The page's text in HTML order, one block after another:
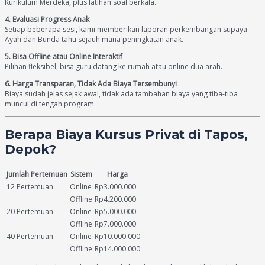
Kurikulum Merdeka, plus latihan soal berkala.
4. Evaluasi Progress Anak
Setiap beberapa sesi, kami memberikan laporan perkembangan supaya
Ayah dan Bunda tahu sejauh mana peningkatan anak.
5. Bisa Offline atau Online Interaktif
Pilihan fleksibel, bisa guru datang ke rumah atau online dua arah.
6. Harga Transparan, Tidak Ada Biaya Tersembunyi
Biaya sudah jelas sejak awal, tidak ada tambahan biaya yang tiba-tiba
muncul di tengah program.
Berapa Biaya Kursus Privat di Tapos,
Depok?
Jumlah Pertemuan Sistem
Harga
12 Pertemuan
Online Rp3.000.000
Offline Rp4.200.000
20 Pertemuan
Online Rp5.000.000
Offline Rp7.000.000
40 Pertemuan
Online Rp10.000.000
Offline Rp14.000.000